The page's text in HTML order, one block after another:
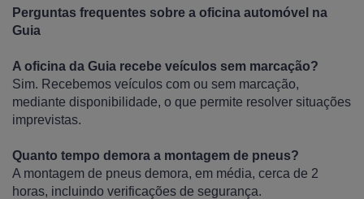
Perguntas frequentes sobre a oficina automóvel na
Guia
A oficina da Guia recebe veículos sem marcação?
Sim. Recebemos veículos com ou sem marcação,
mediante disponibilidade, o que permite resolver situações
imprevistas.
Quanto tempo demora a montagem de pneus?
A montagem de pneus demora, em média, cerca de 2
horas, incluindo verificações de segurança.